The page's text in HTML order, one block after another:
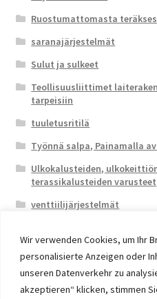
Wir verwenden Cookies, um Ihr
personalisierte Anzeigen oder
unseren Datenverkehr zu
akzeptieren“ klicken, stimmen
Ruostumattomasta
saranajärjestelmät
Sulut ja sulkeet
Teollisuusliittimet
tarpeisiin
tuuletusritilä
Työnnä salpa, Painamalla
Ulkokalusteiden,
terassikalusteiden varusteet
venttiilijärjestelmät